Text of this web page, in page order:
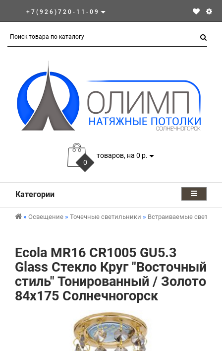
+7(926)720-11-09
0
товаров, на 0 р.
Категории
Освещение Точечные светильники Встраиваемые
Ecola MR16 CR1005 GU5.3
Glass Стекло Круг "Восточный
стиль" Тонированный / Золото
84x175 Солнечногорск